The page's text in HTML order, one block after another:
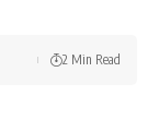
2 Min Read